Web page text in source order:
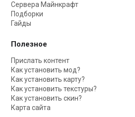
Сервера Майнкрафт
Подборки
Гайды
Полезное
Прислать контент
Как установить мод?
Как установить карту?
Как установить текстуры?
Как установить скин?
Карта сайта